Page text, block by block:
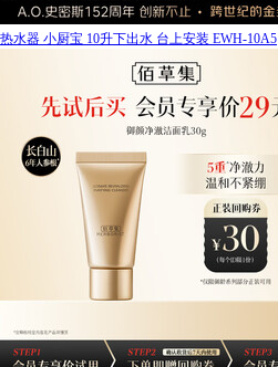
热水器 小厨宝 10升下出水 台上安装 EWH-10A5